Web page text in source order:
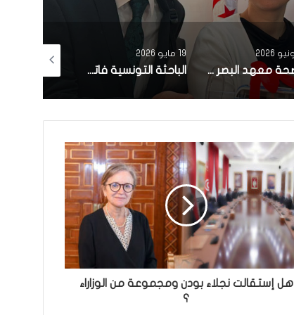
الباحثة التونسية فاتن المولدي تنجح في الحصول على براءة اختراع في الولايات المتحدة الأمريكية، وذلك بعد ابتكارها محركاً هجيناً ثورياً
12 أبريل 2026
تونس تحتل المرتبة الاولى افريقيا من حيث عدد النساء المطورات للبرمجيات
هل إستقالت نجلاء بودن ومجموعة من الوزاراء
؟